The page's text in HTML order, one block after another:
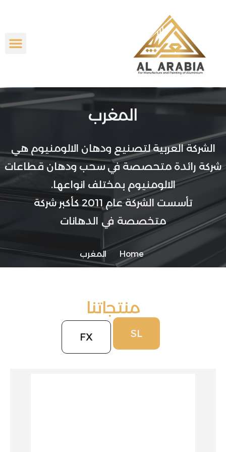
المغرب
الشركة العربية لتصنيع ودهان الالومنيوم هي
شركة رائدة متحصصة في سحب ودهان قطاعات
الالومنيوم بمختلف انواعها.
تأسست الشركة عام 2011 كأكبر شركة
متخصصة في الدهانات
Home المغرب
منتجاتنا
SL
FX